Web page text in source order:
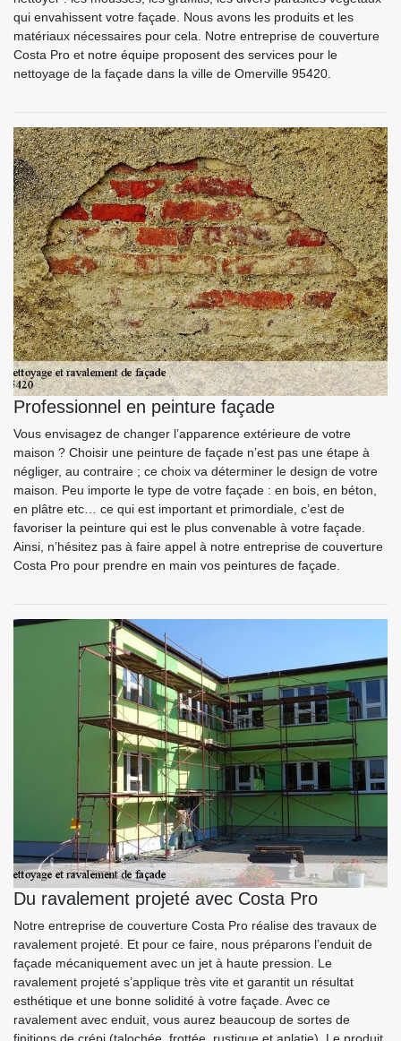
qui envahissent votre façade. Nous avons les produits et les
matériaux nécessaires pour cela. Notre entreprise de couverture
Costa Pro et notre équipe proposent des services pour le
nettoyage de la façade dans la ville de Omerville 95420.
Professionnel en peinture façade
Vous envisagez de changer l’apparence extérieure de votre
maison ? Choisir une peinture de façade n’est pas une étape à
négliger, au contraire ; ce choix va déterminer le design de votre
maison. Peu importe le type de votre façade : en bois, en béton,
en plâtre etc… ce qui est important et primordiale, c’est de
favoriser la peinture qui est le plus convenable à votre façade.
Ainsi, n’hésitez pas à faire appel à notre entreprise de couverture
Costa Pro pour prendre en main vos peintures de façade.
Du ravalement projeté avec Costa Pro
Notre entreprise de couverture Costa Pro réalise des travaux de
ravalement projeté. Et pour ce faire, nous préparons l’enduit de
façade mécaniquement avec un jet à haute pression. Le
ravalement projeté s’applique très vite et garantit un résultat
esthétique et une bonne solidité à votre façade. Avec ce
ravalement avec enduit, vous aurez beaucoup de sortes de